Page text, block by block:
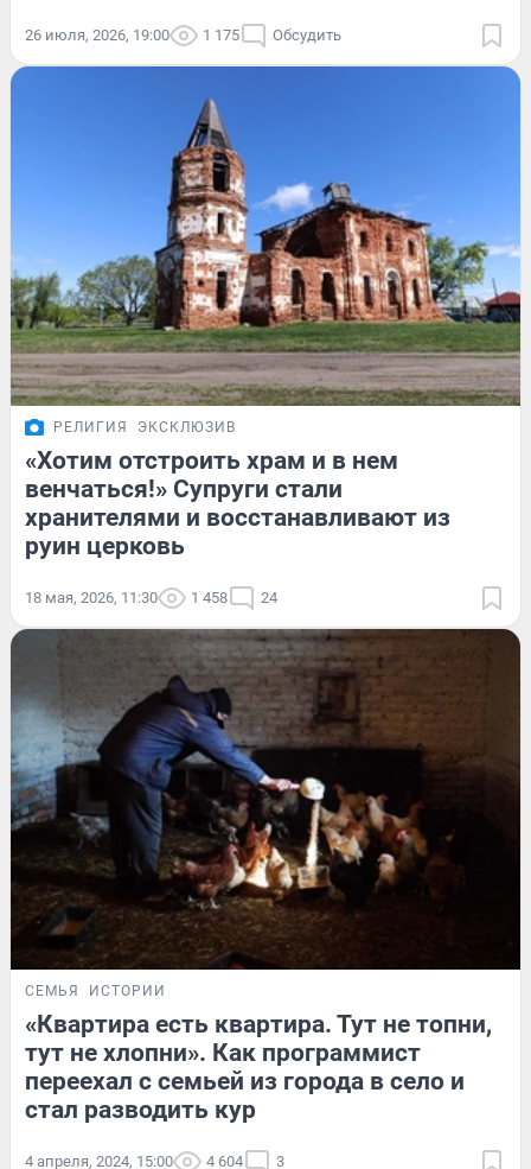
26 июля, 2026, 19:00 1 175 Обсудить
РЕЛИГИЯ ЭКСКЛЮЗИВ
«Хотим отстроить храм и в нем
венчаться!» Супруги стали
хранителями и восстанавливают из
руин церковь
18 мая, 2026, 11:30 1 458 24
СЕМЬЯ ИСТОРИИ
«Квартира есть квартира. Тут не топни,
тут не хлопни». Как программист
переехал с семьей из города в село и
стал разводить кур
4 апреля, 2024, 15:00 4 604 3